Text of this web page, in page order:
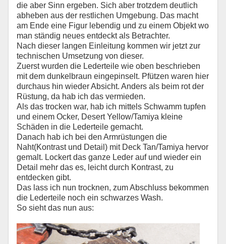
die aber Sinn ergeben. Sich aber trotzdem deutlich
abheben aus der restlichen Umgebung. Das macht
am Ende eine Figur lebendig und zu einem Objekt wo
man ständig neues entdeckt als Betrachter.
Nach dieser langen Einleitung kommen wir jetzt zur
technischen Umsetzung von dieser.
Zuerst wurden die Lederteile wie oben beschrieben
mit dem dunkelbraun eingepinselt. Pfützen waren hier
durchaus hin wieder Absicht. Anders als beim rot der
Rüstung, da hab ich das vermieden.
Als das trocken war, hab ich mittels Schwamm tupfen
und einem Ocker, Desert Yellow/Tamiya kleine
Schäden in die Lederteile gemacht.
Danach hab ich bei den Armrüstungen die
Naht(Kontrast und Detail) mit Deck Tan/Tamiya hervor
gemalt. Lockert das ganze Leder auf und wieder ein
Detail mehr das es, leicht durch Kontrast, zu
entdecken gibt.
Das lass ich nun trocknen, zum Abschluss bekommen
die Lederteile noch ein schwarzes Wash.
So sieht das nun aus: